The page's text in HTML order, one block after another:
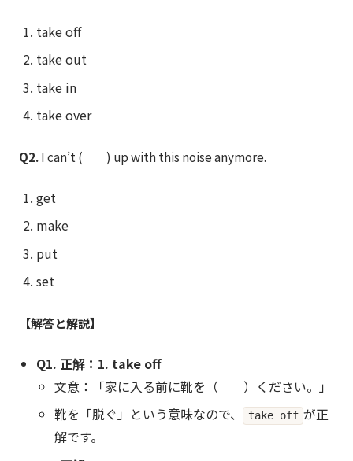
take off
take out
take in
take over
Q2.I can’t ( ) up with this noise anymore.
get
make
put
set
【解答と解説】
Q1. 正解：1. take off
文意：「家に入る前に靴を（ ）ください。」
靴を「脱ぐ」という意味なので、
take off が正
解です。